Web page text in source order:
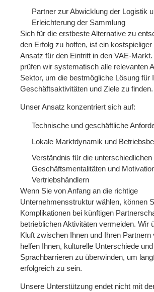
Partner zur Abwicklung der Logistik
Erleichterung der Sammlung
Sich für die erstbeste Alternative zu
den Erfolg zu hoffen, ist ein
Ansatz für den Eintritt in den VAE-
prüfen wir systematisch alle relevanten
Sektor, um die bestmögliche Lösung für
Geschäftsaktivitäten und Ziele zu finden.
Unser Ansatz konzentriert sich auf:
Technische und geschäftliche
Lokale Marktdynamik und
Verständnis für die unterschiedlichen
Geschäftsmentalitäten und
Vertriebshändlern
Wenn Sie von Anfang an die richtige
Unternehmensstruktur wählen, können
Komplikationen bei künftigen
betrieblichen Aktivitäten vermeiden. Wir
Kluft zwischen Ihnen und Ihren Partnern
helfen Ihnen, kulturelle Unterschiede und
Sprachbarrieren zu überwinden, um
erfolgreich zu sein.
Unsere Unterstützung endet nicht mit